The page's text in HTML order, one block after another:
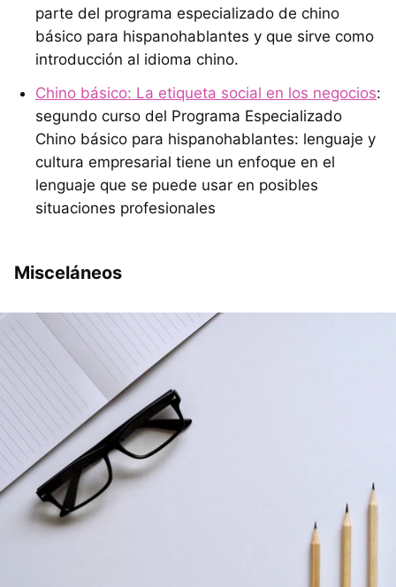
parte del programa especializado de chino
básico para hispanohablantes y que sirve como
introducción al idioma chino.
Chino básico: La etiqueta social en los negocios:
segundo curso del Programa Especializado
Chino básico para hispanohablantes: lenguaje y
cultura empresarial tiene un enfoque en el
lenguaje que se puede usar en posibles
situaciones profesionales
Misceláneos